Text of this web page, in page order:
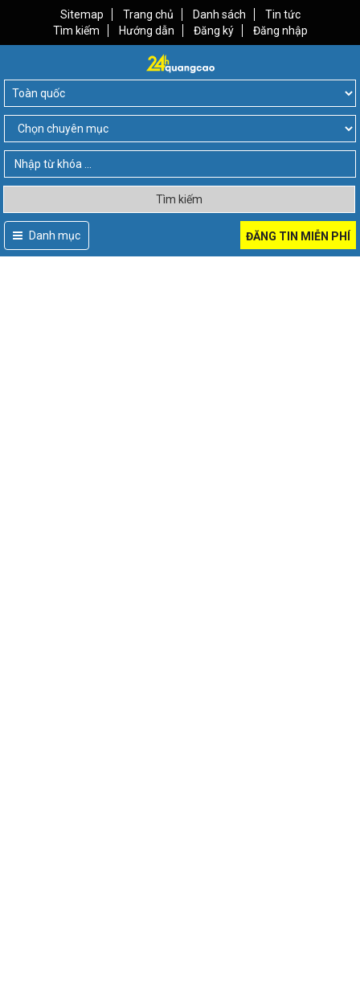
Sitemap Trang chủ Danh sách
Tin tức
Tìm kiếm
Hướng dẫn Đăng ký Đăng nhập
Tìm kiếm
Danh mục ĐĂNG TIN MIỄN PHÍ